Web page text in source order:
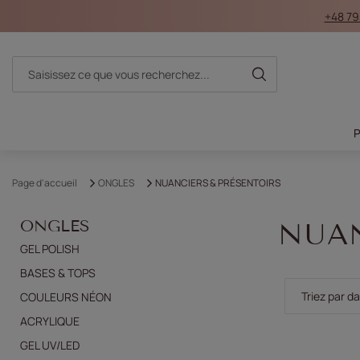
+48
Page d'accueil ONGLES NUANCIERS & PRÉSENTOIRS
ONGLES
GEL POLISH
BASES & TOPS
COULEURS NÉON
ACRYLIQUE
GEL UV/LED
Modifier le
Triez par